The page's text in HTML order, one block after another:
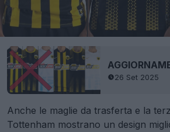
26 Set 2025
Anche le maglie da trasferta e la
Tottenham mostrano un design